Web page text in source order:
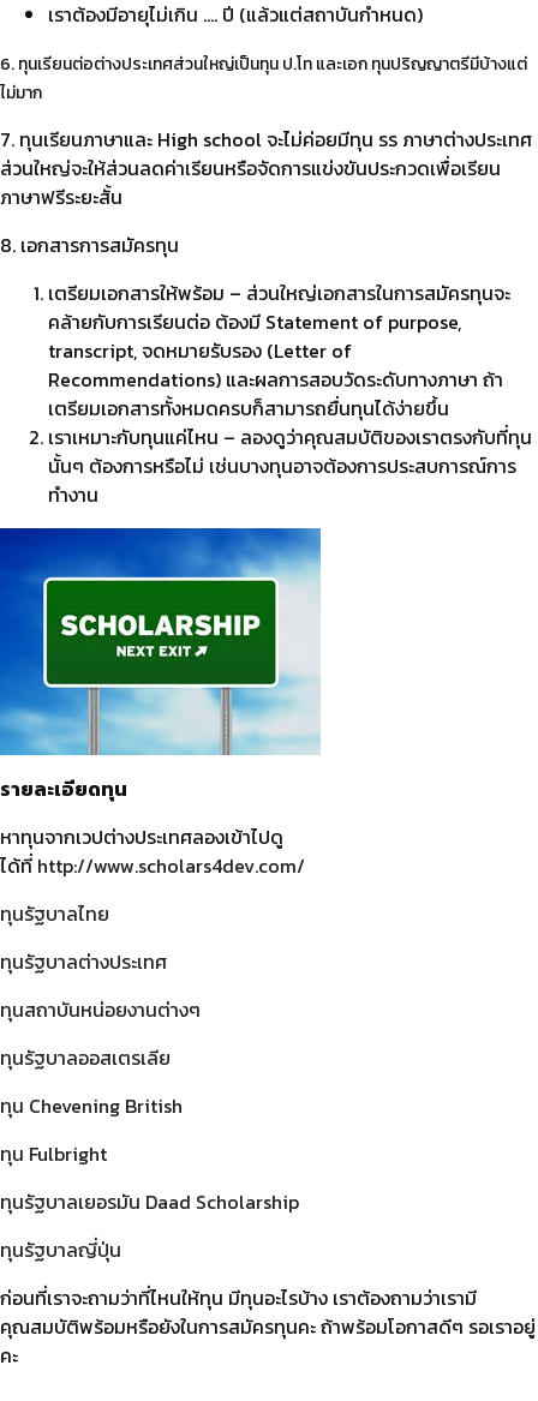
เราต้องมีอายุไม่เกิน …. ปี (แล้วแต่สถาบันกำหนด)
6. ทุนเรียนต่อต่างประเทศส่วนใหญ่เป็นทุน ป.โท และเอก ทุนปริญญาตรีมีบ้างแต่
ไม่มาก
7. ทุนเรียนภาษาและ High school จะไม่ค่อยมีทุน รร ภาษาต่างประเทศ
ส่วนใหญ่จะให้ส่วนลดค่าเรียนหรือจัดการแข่งขันประกวดเพื่อเรียน
ภาษาฟรีระยะสั้น
8. เอกสารการสมัครทุน
เตรียมเอกสารให้พร้อม – ส่วนใหญ่เอกสารในการสมัครทุนจะ
คล้ายกับการเรียนต่อ ต้องมี Statement of purpose,
transcript, จดหมายรับรอง (Letter of
Recommendations) และผลการสอบวัดระดับทางภาษา ถ้า
เตรียมเอกสารทั้งหมดครบก็สามารถยื่นทุนได้ง่ายขึ้น
เราเหมาะกับทุนแค่ไหน – ลองดูว่าคุณสมบัติของเราตรงกับที่ทุน
นั้นๆ ต้องการหรือไม่ เช่นบางทุนอาจต้องการประสบการณ์การ
ทำงาน
รายละเอียดทุน
หาทุนจากเวปต่างประเทศลองเข้าไปดู
ได้ที่ http://www.scholars4dev.com/
ทุนรัฐบาลไทย
ทุนรัฐบาลต่างประเทศ
ทุนสถาบันหน่อยงานต่างๆ
ทุนรัฐบาลออสเตรเลีย
ทุน Chevening British
ทุน Fulbright
ทุนรัฐบาลเยอรมัน Daad Scholarship
ทุนรัฐบาลญี่ปุ่น
ก่อนที่เราจะถามว่าที่ไหนให้ทุน มีทุนอะไรบ้าง เราต้องถามว่าเรามี
คุณสมบัติพร้อมหรือยังในการสมัครทุนคะ ถ้าพร้อมโอกาสดีๆ รอเราอยู่
คะ